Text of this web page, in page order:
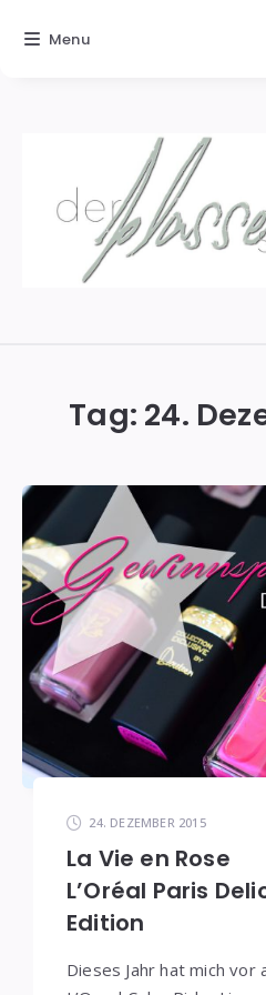
Tag: 24.
24. DEZEMBER 2015
La Vie en Rose
L’Oréal Paris
Edition
Dieses Jahr hat mich vor
Menu